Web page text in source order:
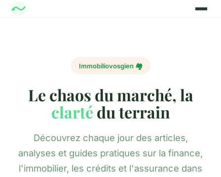
Immobiliovosgien 🏘️
Le chaos du marché, la
clarté du terrain
Découvrez chaque jour des articles,
analyses et guides pratiques sur la finance,
l'immobilier, les crédits et l'assurance dans